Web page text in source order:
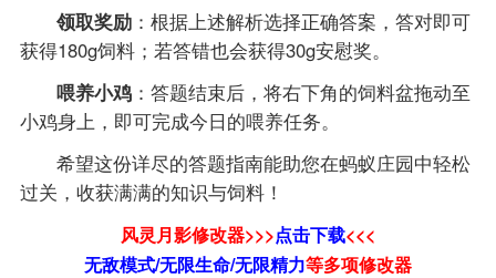
领取奖励 ：根据上述解析选择正确答案，答对即可
获得180g饲料；若答错也会获得30g安慰奖。
喂养小鸡 ：答题结束后，将右下角的饲料盆拖动至
小鸡身上，即可完成今日的喂养任务。
希望这份详尽的答题指南能助您在蚂蚁庄园中轻松
过关，收获满满的知识与饲料！
风灵月影修改器>>>点击下载<<<
无敌模式/无限生命/无限精力等多项修改器